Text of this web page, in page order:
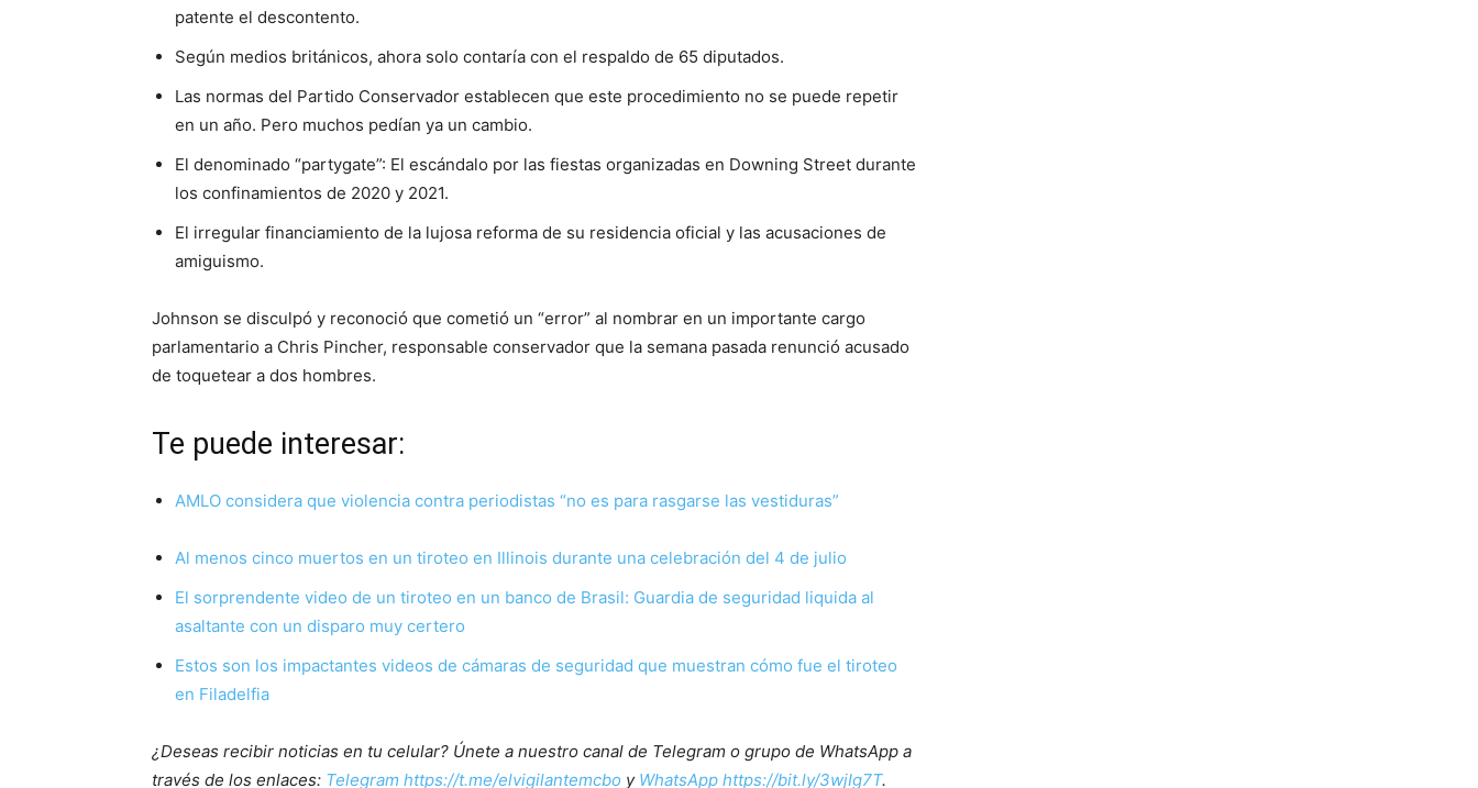
patente el descontento.
Según medios británicos, ahora solo contaría con el respaldo de 65 diputados.
Las normas del Partido Conservador establecen que este procedimiento no se puede repetir
en un año. Pero muchos pedían ya un cambio.
El denominado “partygate”: El escándalo por las fiestas organizadas en Downing Street durante
los confinamientos de 2020 y 2021.
El irregular financiamiento de la lujosa reforma de su residencia oficial y las acusaciones de
amiguismo.
Johnson se disculpó y reconoció que cometió un “error” al nombrar en un importante cargo
parlamentario a Chris Pincher, responsable conservador que la semana pasada renunció acusado
de toquetear a dos hombres.
Te puede interesar:
AMLO considera que violencia contra periodistas “no es para rasgarse las vestiduras”
Al menos cinco muertos en un tiroteo en Illinois durante una celebración del 4 de julio
El sorprendente video de un tiroteo en un banco de Brasil: Guardia de seguridad liquida al
asaltante con un disparo muy certero
Estos son los impactantes videos de cámaras de seguridad que muestran cómo fue el tiroteo
en Filadelfia
¿Deseas recibir noticias en tu celular? Únete a nuestro canal de Telegram o grupo de WhatsApp a
través de los enlaces: Telegram https://t.me/elvigilantemcbo y WhatsApp https://bit.ly/3wjIg7T.